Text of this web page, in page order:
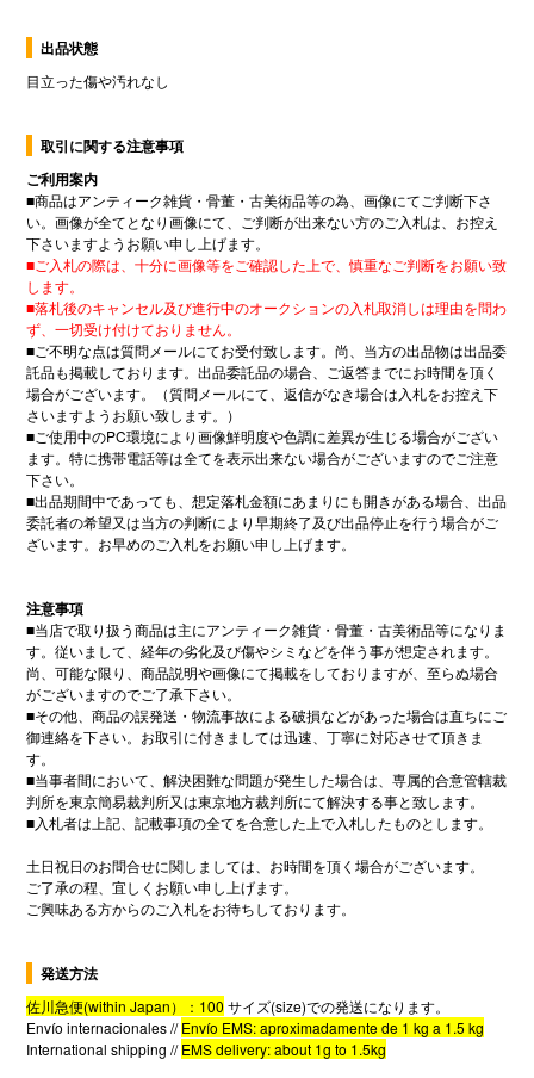
出品状態
目立った傷や汚れなし
取引に関する注意事項
ご利用案内
■商品はアンティーク雑貨・骨董・古美術品等の為、画像にてご判断下さ
い。画像が全てとなり画像にて、ご判断が出来ない方のご入札は、お控え
下さいますようお願い申し上げます。
■ご入札の際は、十分に画像等をご確認した上で、慎重なご判断をお願い致
します。
■落札後のキャンセル及び進行中のオークションの入札取消しは理由を問わ
ず、一切受け付けておりません。
■ご不明な点は質問メールにてお受付致します。尚、当方の出品物は出品委
託品も掲載しております。出品委託品の場合、ご返答までにお時間を頂く
場合がございます。（質問メールにて、返信がなき場合は入札をお控え下
さいますようお願い致します。）
■ご使用中のPC環境により画像鮮明度や色調に差異が生じる場合がござい
ます。特に携帯電話等は全てを表示出来ない場合がございますのでご注意
下さい。
■出品期間中であっても、想定落札金額にあまりにも開きがある場合、出品
委託者の希望又は当方の判断により早期終了及び出品停止を行う場合がご
ざいます。お早めのご入札をお願い申し上げます。
注意事項
■当店で取り扱う商品は主にアンティーク雑貨・骨董・古美術品等になりま
す。従いまして、経年の劣化及び傷やシミなどを伴う事が想定されます。
尚、可能な限り、商品説明や画像にて掲載をしておりますが、至らぬ場合
がございますのでご了承下さい。
■その他、商品の誤発送・物流事故による破損などがあった場合は直ちにご
御連絡を下さい。お取引に付きましては迅速、丁寧に対応させて頂きま
す。
■当事者間において、解決困難な問題が発生した場合は、専属的合意管轄裁
判所を東京簡易裁判所又は東京地方裁判所にて解決する事と致します。
■入札者は上記、記載事項の全てを合意した上で入札したものとします。
土日祝日のお問合せに関しましては、お時間を頂く場合がございます。
ご了承の程、宜しくお願い申し上げます。
ご興味ある方からのご入札をお待ちしております。
発送方法
佐川急便(within Japan）：100 サイズ(size)での発送になります。
Envío internacionales //Envío EMS: aproximadamente de 1 kg a 1.5 kg
International shipping //EMS delivery: about 1g to 1.5kg